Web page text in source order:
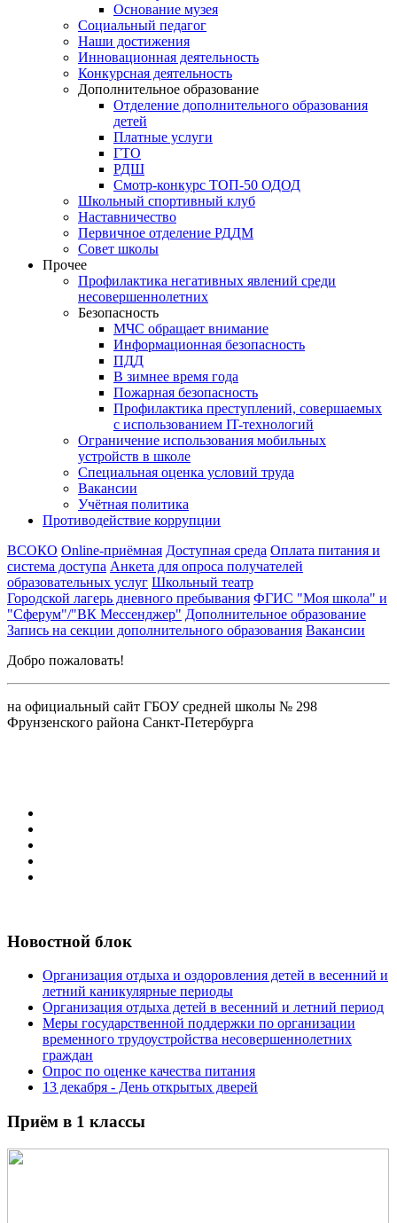
Основание музея
Социальный педагог
Наши достижения
Инновационная деятельность
Конкурсная деятельность
Дополнительное образование
Отделение дополнительного образования
детей
Платные услуги
ГТО
РДШ
Смотр-конкурс ТОП-50 ОДОД
Школьный спортивный клуб
Наставничество
Первичное отделение РДДМ
Совет школы
Прочее
Профилактика негативных явлений среди
несовершеннолетних
Безопасность
МЧС обращает внимание
Информационная безопасность
ПДД
В зимнее время года
Пожарная безопасность
Профилактика преступлений, совершаемых
с использованием IT-технологий
Ограничение использования мобильных
устройств в школе
Специальная оценка условий труда
Вакансии
Учётная политика
Противодействие коррупции
ВСОКО Online-приёмная Доступная среда Оплата питания и
система доступа Анкета для опроса получателей
образовательных услуг Школьный театр
Городской лагерь дневного пребывания ФГИС "Моя школа" и
"Сферум"/"ВК Мессенджер" Дополнительное образование
Запись на секции дополнительного образования Вакансии
Добро пожаловать!
на официальный сайт ГБОУ средней школы № 298
Фрунзенского района Санкт-Петербурга
Новостной блок
Организация отдыха и оздоровления детей в весенний и
летний каникулярные периоды
Организация отдыха детей в весенний и летний период
Меры государственной поддержки по организации
временного трудоустройства несовершеннолетних
граждан
Опрос по оценке качества питания
13 декабря - День открытых дверей
Приём в 1 классы